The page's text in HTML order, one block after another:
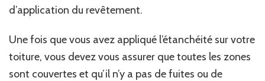
d’application du revêtement.
Une fois que vous avez appliqué l’étanchéité sur votre
toiture, vous devez vous assurer que toutes les zones
sont couvertes et qu’il n’y a pas de fuites ou de